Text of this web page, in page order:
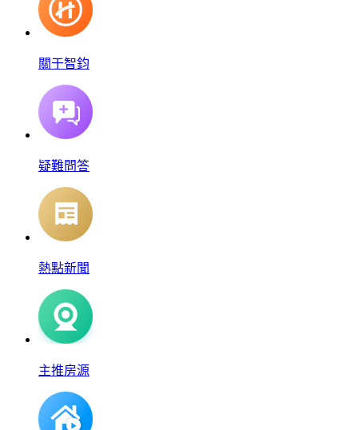
關于智鈞
疑難問答
熱點新聞
主推房源